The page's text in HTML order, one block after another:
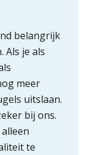
belangrijk
Als je als
meer
uitslaan.
bij ons.
te
Online en
Focus wil ik
zoveel
naar
KYC en de Wwft
wildgroei naar
begrijpt”